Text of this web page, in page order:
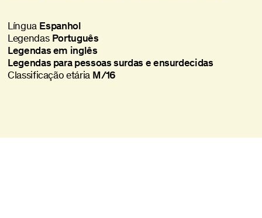
Língua Espanhol
Legendas Português
Legendas em inglês
Legendas para pessoas surdas e ensurdecidas
Classificação etária M/16